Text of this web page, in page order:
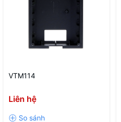
VTM114
Liên hệ